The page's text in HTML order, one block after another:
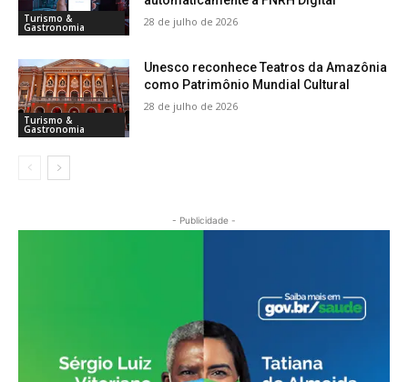
Turismo &
Gastronomia 28 de julho de 2026
Turismo &
Gastronomia
Unesco reconhece Teatros da Amazônia
como Patrimônio Mundial Cultural
28 de julho de 2026
- Publicidade -